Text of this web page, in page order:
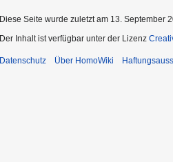
Diese Seite wurde zuletzt am 13. September
Der Inhalt ist verfügbar unter der Lizenz
Datenschutz Über HomoWiki